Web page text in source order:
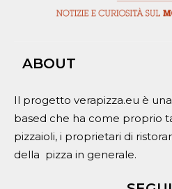
ABOUT
Il progetto verapizza.eu è
based che ha come proprio
pizzaioli, i proprietari di
della pizza in generale.